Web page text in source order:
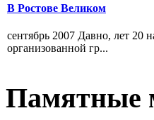
В Ростове Великом
сентябрь 2007 Давно, лет 20
организованной гр...
Памятные